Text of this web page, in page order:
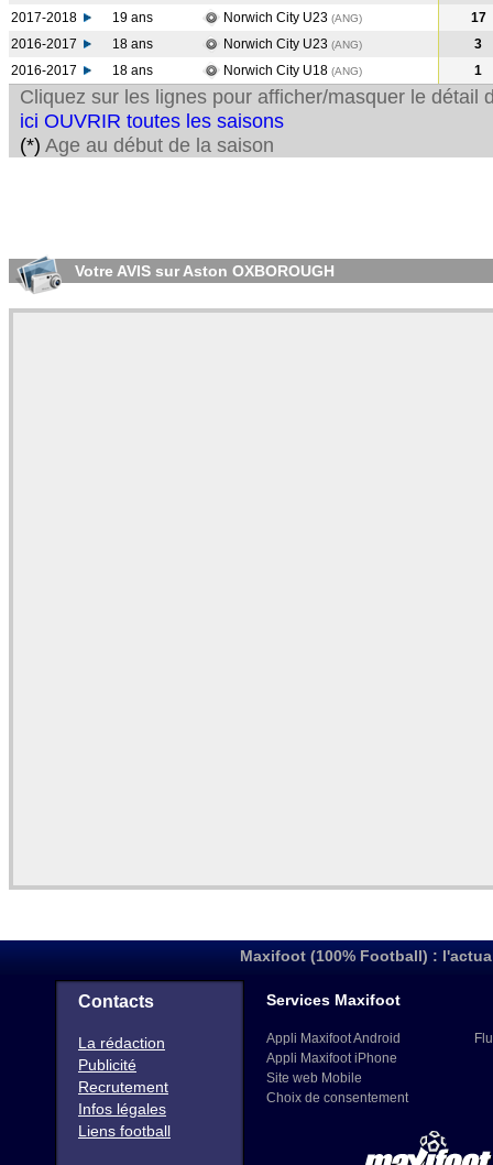
2017-2018
19 ans Norwich City U23 (ANG)
17
2016-2017
18 ans Norwich City U23 (ANG)
3
2016-2017
18 ans Norwich City U18 (ANG) 1
Cliquez sur les lignes pour afficher/masquer le détail
ici OUVRIR toutes les saisons
(*) Age au début de la saison
Votre AVIS sur Aston OXBOROUGH
Maxifoot (100% Football) :
Contacts
La rédaction
Publicité
Recrutement
Infos légales
Liens football
Services Maxifoot
Appli Maxifoot Android
Appli Maxifoot iPhone
Site web Mobile
Choix de consentement